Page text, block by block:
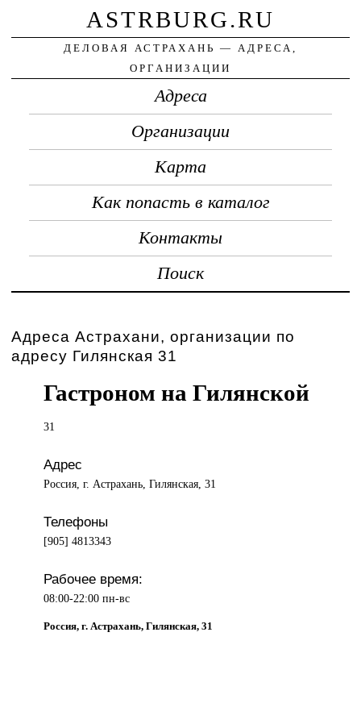
ASTRBURG.RU
ДЕЛОВАЯ АСТРАХАНЬ — АДРЕСА,
ОРГАНИЗАЦИИ
Адреса
Организации
Карта
Как попасть в каталог
Контакты
Поиск
Адреса Астрахани, организации по
адресу Гилянская 31
Гастроном на Гилянской
31
Адрес
Россия, г. Астрахань, Гилянская, 31
Телефоны
[905] 4813343
Рабочее время:
08:00-22:00 пн-вс
Россия, г. Астрахань, Гилянская, 31